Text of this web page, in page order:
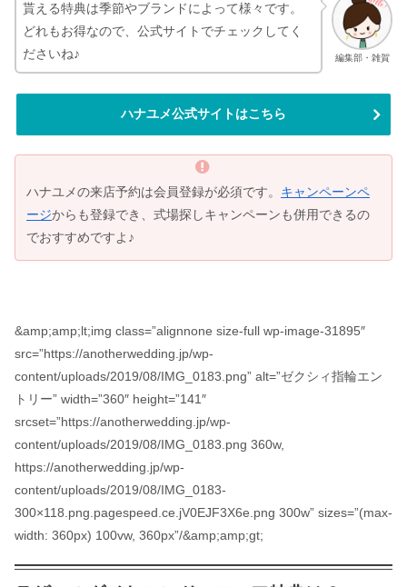
編集部・雑賀
貰える特典は季節やブランドによって様々です。
どれもお得なので、公式サイトでチェックしてく
ださいね♪
ハナユメ公式サイトはこちら
ハナユメの来店予約は会員登録が必須です。 キャンペーンペ
ージからも登録でき、式場探しキャンペーンも併用できるの
でおすすめですよ♪
&amp;amp;lt;img class=”alignnone size-full wp-image-31895″
src=”https://anotherwedding.jp/wp-
content/uploads/2019/08/IMG_0183.png” alt=”ゼクシィ指輪エン
トリー” width=”360″ height=”141″
srcset=”https://anotherwedding.jp/wp-
content/uploads/2019/08/IMG_0183.png 360w,
https://anotherwedding.jp/wp-
content/uploads/2019/08/IMG_0183-
300×118.png.pagespeed.ce.jV0EJF3X6e.png 300w” sizes=”(max-
width: 360px) 100vw, 360px”/&amp;amp;gt;